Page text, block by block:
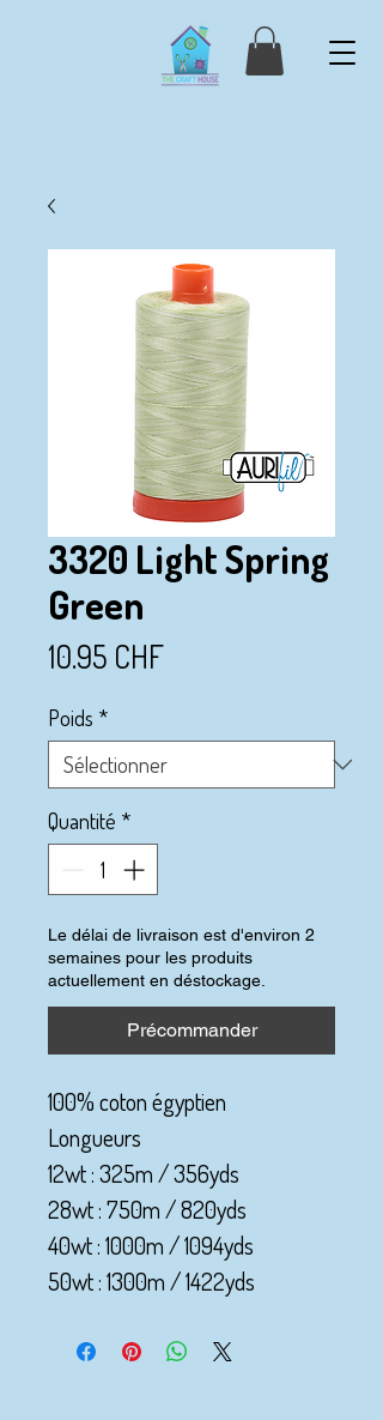
3320 Light Spring
Green
10.95 CHFPrix
Poids *
Quantité *
Le délai de livraison est d'environ 2
semaines pour les produits
actuellement en déstockage.
Précommander
100% coton égyptien
Longueurs
12wt : 325m / 356yds
28wt : 750m / 820yds
40wt : 1000m / 1094yds
50wt : 1300m / 1422yds